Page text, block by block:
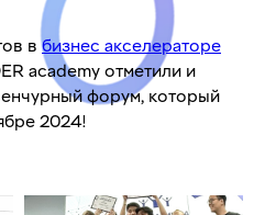
вбизнес акселераторе
academy отметили и
форум, который
2024!